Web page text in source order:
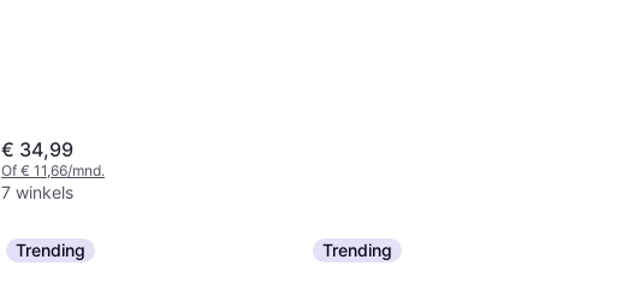
€ 34,99
Of € 11,66/mnd.
7 winkels
Trending Trending